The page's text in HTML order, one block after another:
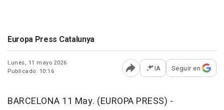
Europa Press Catalunya
Lunes, 11 mayo 2026
Publicado: 10:16
Abrir opciones para
IA Seguir en
BARCELONA 11 May. (EUROPA PRESS) -